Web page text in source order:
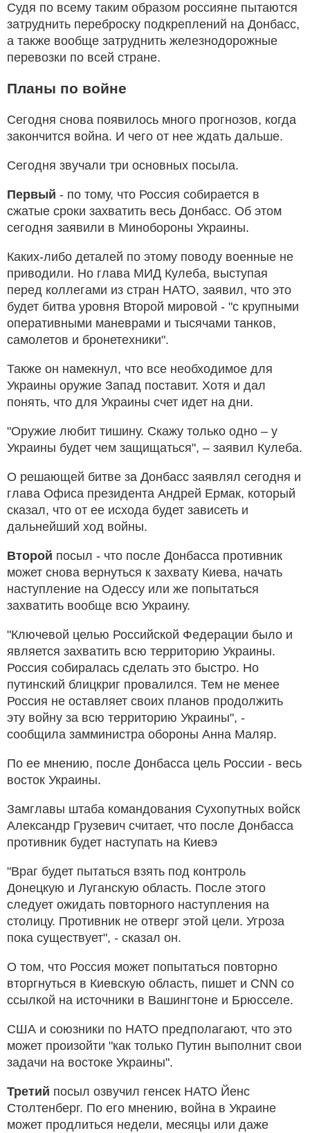
Судя по всему таким образом россияне пытаются
затруднить переброску подкреплений на Донбасс,
а также вообще затруднить железнодорожные
перевозки по всей стране.
Планы по войне
Сегодня снова появилось много прогнозов, когда
закончится война. И чего от нее ждать дальше.
Сегодня звучали три основных посыла.
Первый - по тому, что Россия собирается в
сжатые сроки захватить весь Донбасс. Об этом
сегодня заявили в Минобороны Украины.
Каких-либо деталей по этому поводу военные не
приводили. Но глава МИД Кулеба, выступая
перед коллегами из стран НАТО, заявил, что это
будет битва уровня Второй мировой - "с крупными
оперативными маневрами и тысячами танков,
самолетов и бронетехники".
Также он намекнул, что все необходимое для
Украины оружие Запад поставит. Хотя и дал
понять, что для Украины счет идет на дни.
"Оружие любит тишину. Скажу только одно – у
Украины будет чем защищаться", – заявил Кулеба.
О решающей битве за Донбасс заявлял сегодня и
глава Офиса президента Андрей Ермак, который
сказал, что от ее исхода будет зависеть и
дальнейший ход войны.
Второй посыл - что после Донбасса противник
может снова вернуться к захвату Киева, начать
наступление на Одессу или же попытаться
захватить вообще всю Украину.
"Ключевой целью Российской Федерации было и
является захватить всю территорию Украины.
Россия собиралась сделать это быстро. Но
путинский блицкриг провалился. Тем не менее
Россия не оставляет своих планов продолжить
эту войну за всю территорию Украины", -
сообщила замминистра обороны Анна Маляр.
По ее мнению, после Донбасса цель России - весь
восток Украины.
Замглавы штаба командования Сухопутных войск
Александр Грузевич считает, что после Донбасса
противник будет наступать на Киевэ
"Враг будет пытаться взять под контроль
Донецкую и Луганскую область. После этого
следует ожидать повторного наступления на
столицу. Противник не отверг этой цели. Угроза
пока существует", - сказал он.
О том, что Россия может попытаться повторно
вторгнуться в Киевскую область, пишет и CNN со
ссылкой на источники в Вашингтоне и Брюсселе.
США и союзники по НАТО предполагают, что это
может произойти "как только Путин выполнит свои
задачи на востоке Украины".
Третий посыл озвучил генсек НАТО Йенс
Столтенберг. По его мнению, война в Украине
может продлиться недели, месяцы или даже